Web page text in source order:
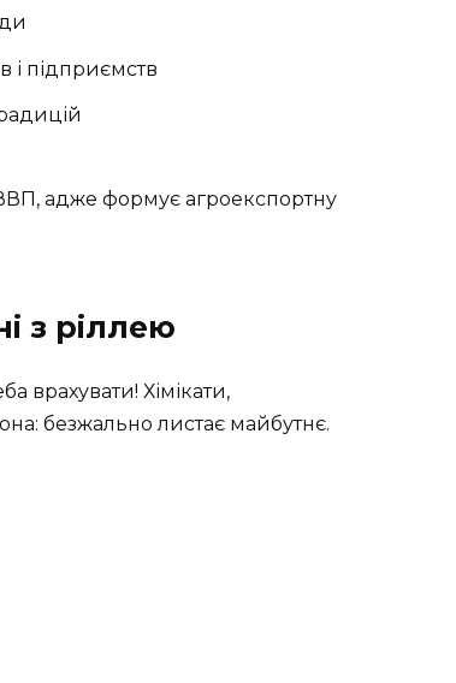
підприємств
ВВП, адже формує агроекспортну
з ріллею
врахувати! Хімікати,
безжально листає майбутнє.